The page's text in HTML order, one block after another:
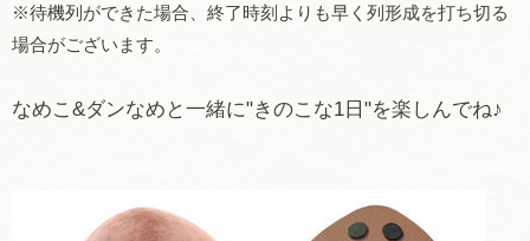
※待機列ができた場合、終了時刻よりも早く列形成を打ち切る
場合がございます。
なめこ&ダンなめと一緒に"きのこな1日"を楽しんでね♪